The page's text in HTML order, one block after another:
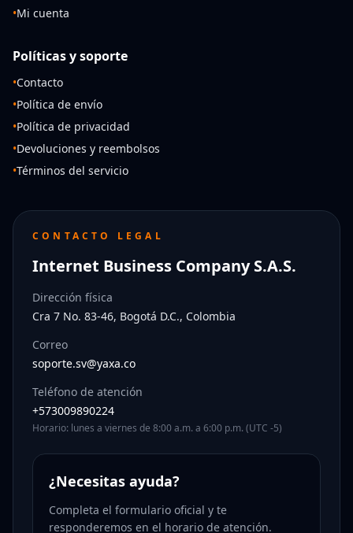
•Mi cuenta
Políticas y soporte
•Contacto
•Política de envío
•Política de privacidad
•Devoluciones y reembolsos
•Términos del servicio
CONTACTO LEGAL
Internet Business Company S.A.S.
Dirección física
Cra 7 No. 83-46, Bogotá D.C., Colombia
Correo
soporte.sv@yaxa.co
Teléfono de atención
+573009890224
Horario: lunes a viernes de 8:00 a.m. a 6:00 p.m. (UTC -5)
¿Necesitas ayuda?
Completa el formulario oficial y te
responderemos en el horario de atención.